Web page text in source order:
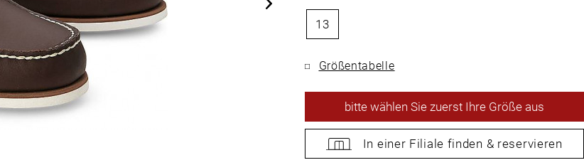
13
Größentabelle
bittewählen Sie zuerst Ihre Größe aus
In einer Filiale finden & reservieren